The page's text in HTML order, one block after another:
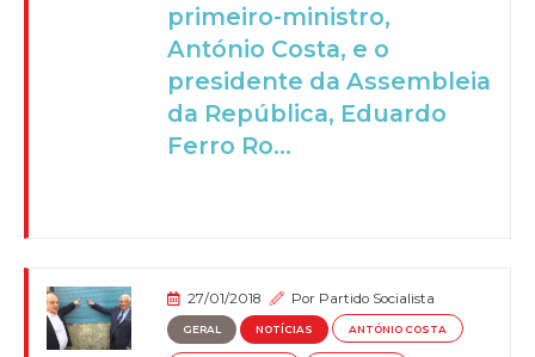
primeiro-ministro,
António Costa, e o
presidente da Assembleia
da República, Eduardo
Ferro Ro...
27/01/2018 Por Partido Socialista
GERAL NOTÍCIAS ANTÓNIO COSTA